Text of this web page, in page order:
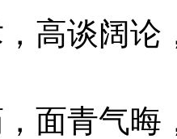
谈阔论
青气晦